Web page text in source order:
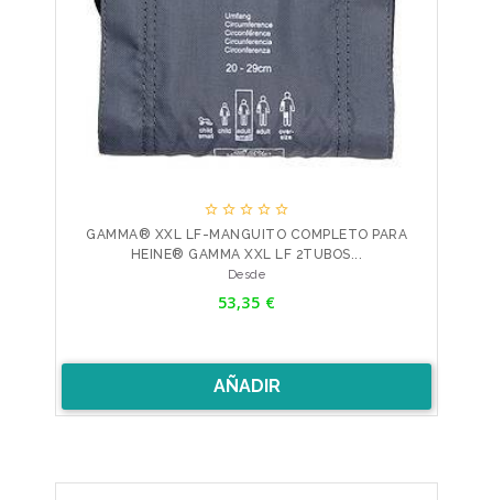
    
GAMMA® XXL LF-MANGUITO COMPLETO PARA
HEINE® GAMMA XXL LF 2TUBOS...
DesdePrecio
53,35 €
AÑADIR